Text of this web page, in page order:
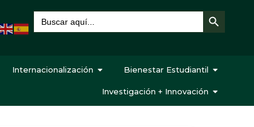
Buscar: Botón de búsqueda
Internacionalización Bienestar Estudiantil
Investigación + Innovación